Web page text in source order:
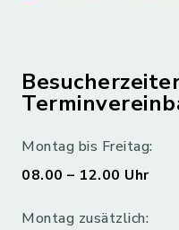
Montag bis Freitag:
08.00 – 12.00 Uhr
Montag zusätzlich: